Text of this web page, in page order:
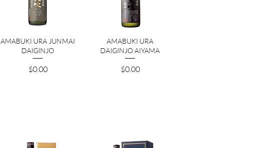
クイックビュー
AMABUKI URA JUNMAI
DAIGINJO
価格
$0.00
クイックビュー
AMABUKI URA
DAIGINJO AIYAMA
価格
$0.00